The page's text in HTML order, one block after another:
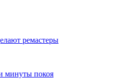
ремастеры
минуты покоя